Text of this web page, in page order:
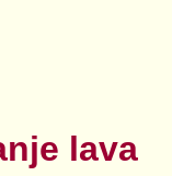
lava